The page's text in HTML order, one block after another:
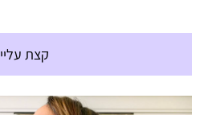
קצת עליי